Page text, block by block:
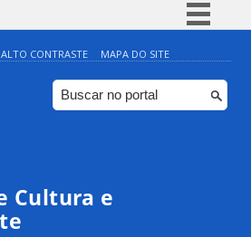
Simplifique!
Comunica BR
Participe
ALTO CONTRASTE MAPA DO SITE
Cultura e